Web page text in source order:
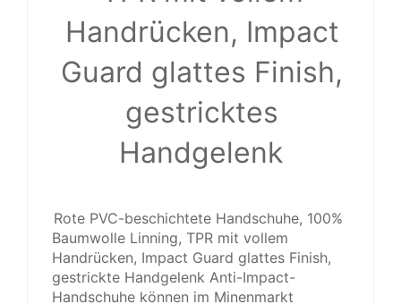
Handrücken, Impact
Guard glattes Finish,
gestricktes
Handgelenk
Rote PVC-beschichtete Handschuhe, 100%
Baumwolle Linning, TPR mit vollem
Handrücken, Impact Guard glattes Finish,
gestrickte Handgelenk Anti-Impact-
Handschuhe können im Minenmarkt